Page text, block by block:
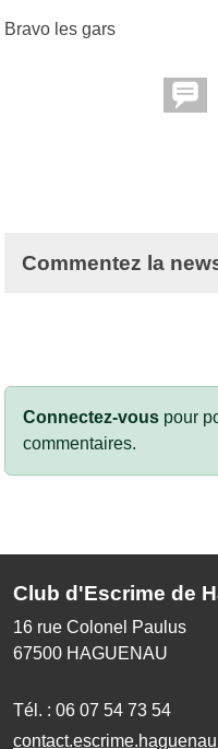
Bravo les gars
Commentez la
Connectez-vous pour
commentaires.
Club d'Escrime de
16 rue Colonel Paulus
67500 HAGUENAU
Tél. : 06 07 54 73 54